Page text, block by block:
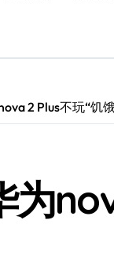
2 Plus不玩“饥
为